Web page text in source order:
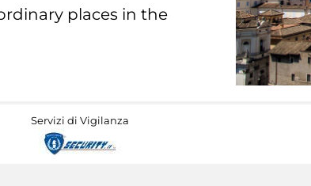
places in the
Servizi di Vigilanza